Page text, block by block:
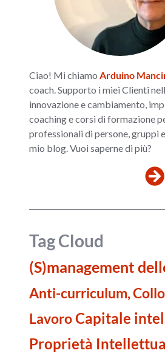
Ciao! Mi chiamo Arduino
coach. Supporto i miei Clienti
innovazione e cambiamento,
coaching e corsi di formazione
professionali di persone, gruppi
mio blog. Vuoi saperne di più?
Tag Cloud
(S)management
Anti-curriculum,
LavoroCapitale
Proprietà